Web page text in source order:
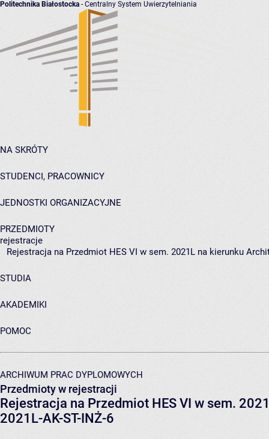
Politechnika Białostocka - Centralny System Uwierzytelniania
NA SKRÓTY
STUDENCI, PRACOWNICY
JEDNOSTKI ORGANIZACYJNE
PRZEDMIOTY
rejestracje
Rejestracja na Przedmiot HES VI w sem. 2021L na kierunku
STUDIA
AKADEMIKI
POMOC
ARCHIWUM PRAC DYPLOMOWYCH
Przedmioty w rejestracji
Rejestracja na Przedmiot HES VI w sem.
2021L-AK-ST-INŻ-6